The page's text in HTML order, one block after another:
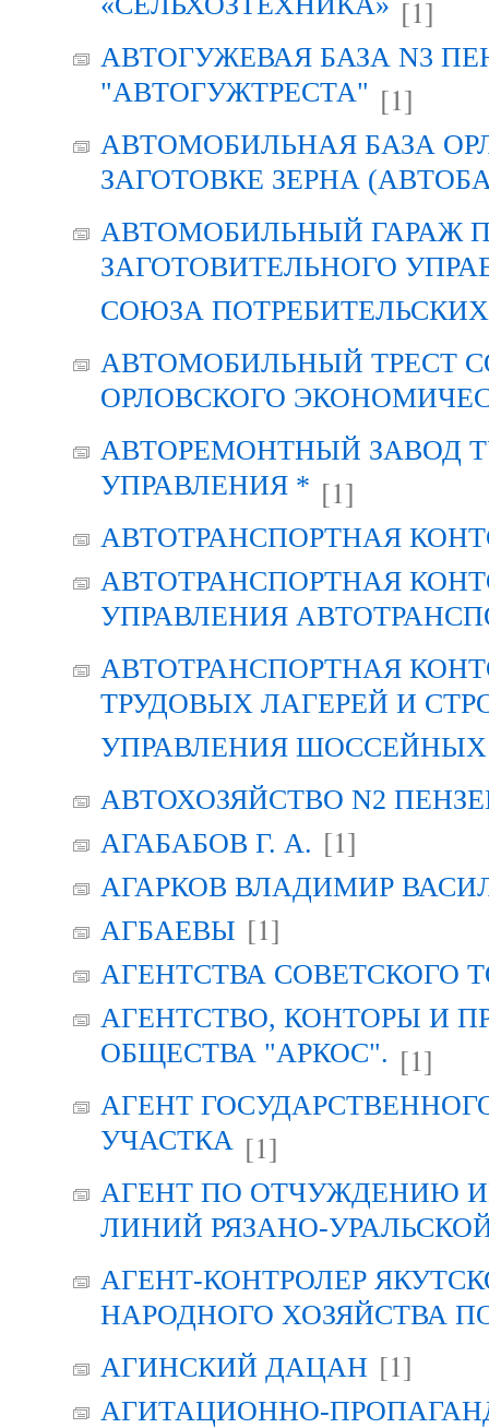
«СЕЛЬХОЗТЕХНИКА» [1]
АВТОГУЖЕВАЯ БАЗА N3
"АВТОГУЖТРЕСТА" [1]
АВТОМОБИЛЬНАЯ БАЗА
ЗАГОТОВКЕ ЗЕРНА
АВТОМОБИЛЬНЫЙ ГАРАЖ
ЗАГОТОВИТЕЛЬНОГО
СОЮЗА
АВТОМОБИЛЬНЫЙ ТРЕСТ
ОРЛОВСКОГО
АВТОРЕМОНТНЫЙ ЗАВОД
УПРАВЛЕНИЯ * [1]
АВТОТРАНСПОРТНАЯ
АВТОТРАНСПОРТНАЯ
УПРАВЛЕНИЯ
АВТОТРАНСПОРТНАЯ
ТРУДОВЫХ ЛАГЕРЕЙ И
УПРАВЛЕНИЯ
АВТОХОЗЯЙСТВО N2
АГАБАБОВ Г. А. [1]
АГАРКОВ ВЛАДИМИР
АГБАЕВЫ [1]
АГЕНТСТВА СОВЕТСКОГО
АГЕНТСТВО, КОНТОРЫ И
ОБЩЕСТВА "АРКОС". [1]
АГЕНТ
УЧАСТКА [1]
АГЕНТ ПО ОТЧУЖДЕНИЮ
ЛИНИЙ РЯЗАНО-
АГЕНТ-КОНТРОЛЕР
НАРОДНОГО ХОЗЯЙСТВА
АГИНСКИЙ ДАЦАН [1]
АГИТАЦИОННО-